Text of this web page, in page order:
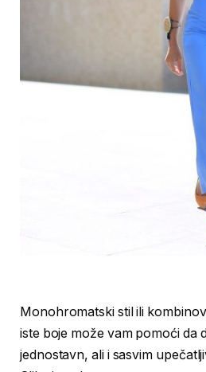
Monohromatski stil ili
iste boje može vam pomoći da
jednostavn, ali i sasvim